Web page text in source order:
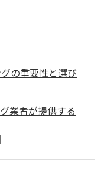
の重要性と選び
業者が提供する